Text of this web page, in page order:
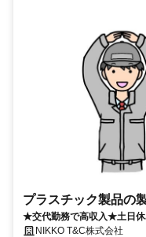
プラスチック製品の
★交代勤務で高収入★土日休
由◎高時給◎残業の有無相談
NIKKO T&C株式会社